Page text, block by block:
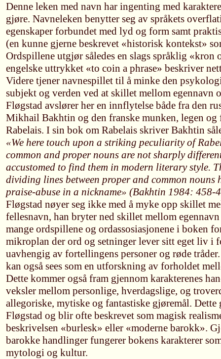
Denne leken med navn har ingenting med
gjøre. Navneleken benytter seg av språkets
egenskaper forbundet med lyd og form samt
(en kunne gjerne beskrevet «historisk kontekst»
Ordspillene utgjør således en slags språklig «kron
engelske uttrykket «to coin a phrase» beskriver
Videre tjener navnespillet til å minke den
subjekt og verden ved at skillet mellom egennavn
Fløgstad avslører her en innflytelse både fra den
Mikhail Bakhtin og den franske munken, legen og
Rabelais. I sin bok om Rabelais skriver Bakhtin
«We here touch upon a striking peculiarity of
common and proper nouns are not sharply
accustomed to find them in modern literary style.
dividing lines between proper and common nouns
praise-abuse in a nickname» (Bakhtin 1984: 458-
Fløgstad nøyer seg ikke med å myke opp skillet
fellesnavn, han bryter ned skillet mellom
mange ordspillene og ordassosiasjonene i boken
mikroplan der ord og setninger lever sitt eget liv i
uavhengig av fortellingens personer og røde
kan også sees som en utforskning av forholdet
Dette kommer også fram gjennom karakterenes
veksler mellom personlige, hverdagslige, og
allegoriske, mytiske og fantastiske gjøremål. Dette
Fløgstad og blir ofte beskrevet som magisk
beskrivelsen «burlesk» eller «moderne barokk».
barokke handlinger fungerer bokens karakterer
mytologi og kultur.